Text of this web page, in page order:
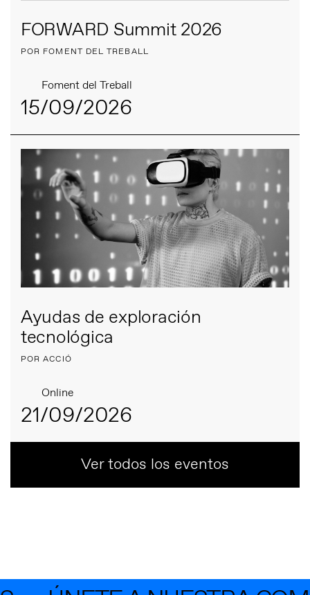
FORWARD Summit 2026
POR FOMENT DEL TREBALL
Foment del Treball
15/09/2026
Ayudas de exploración
tecnológica
POR ACCIÓ
Online
21/09/2026
Ver todos los eventos